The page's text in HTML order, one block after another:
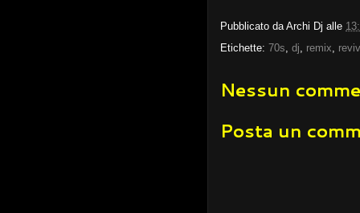
Pubblicato daArchi Dj alle
Etichette: 70s, dj, remix,
Nessun
Posta un